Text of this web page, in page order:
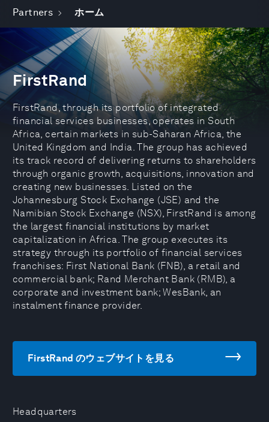
Partners ホーム
Headquarters
FirstRand
FirstRand, through its portfolio of integrated
financial services businesses, operates in South
Africa, certain markets in sub-Saharan Africa, the
United Kingdom and India. The group has achieved
its track record of delivering returns to shareholders
through organic growth, acquisitions, innovation and
creating new businesses. Listed on the
Johannesburg Stock Exchange (JSE) and the
Namibian Stock Exchange (NSX), FirstRand is among
the largest financial institutions by market
capitalization in Africa. The group executes its
strategy through its portfolio of financial services
franchises: First National Bank (FNB), a retail and
commercial bank; Rand Merchant Bank (RMB), a
corporate and investment bank; WesBank, an
instalment finance provider.
FirstRand のウェブサイトを見る